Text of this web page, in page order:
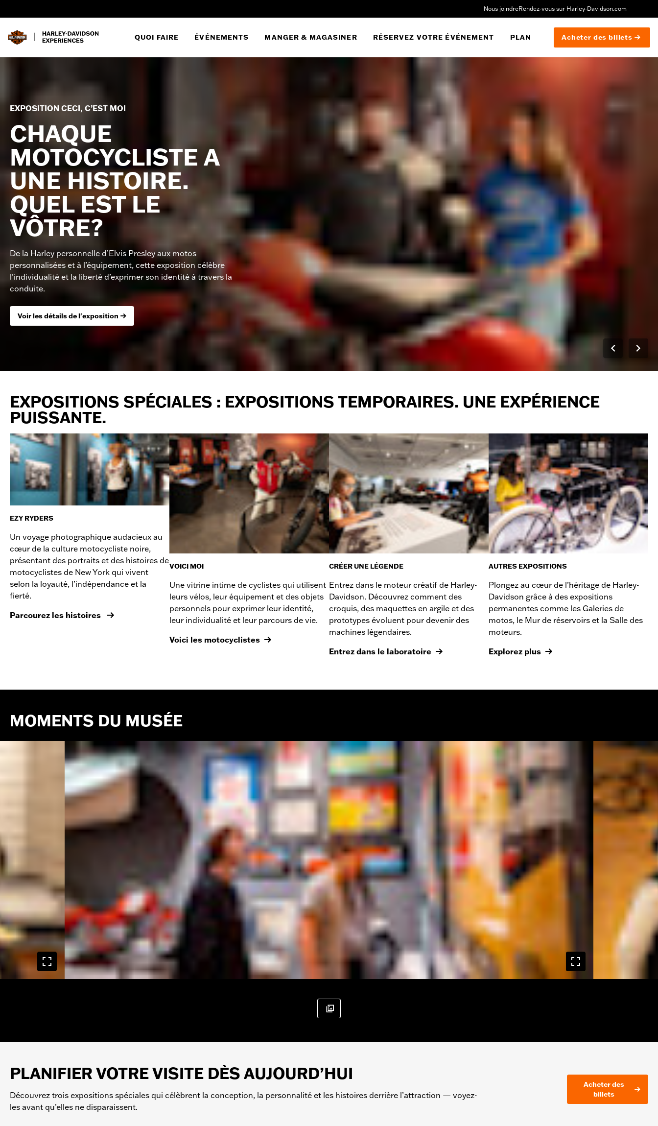
Nous joindreRendez-vous sur Harley-Davidson.com
QUOI FAIRE ÉVÉNEMENTS MANGER & MAGASINER RÉSERVEZ VOTRE ÉVÉNEMENT PLAN Acheter des billets
EXPOSITION CECI, C’EST MOI
CHAQUE
MOTOCYCLISTE A
UNE HISTOIRE.
QUEL EST LE
VÔTRE?
De la Harley personnelle d’Elvis Presley aux motos
personnalisées et à l’équipement, cette exposition célèbre
l’individualité et la liberté d’exprimer son identité à travers la
conduite.
Voir les détails de l'exposition
EXPOSITIONS SPÉCIALES : EXPOSITIONS TEMPORAIRES. UNE EXPÉRIENCE
PUISSANTE.
EZY RYDERS
Un voyage photographique audacieux au
cœur de la culture motocycliste noire,
présentant des portraits et des histoires de
motocyclistes de New York qui vivent
selon la loyauté, l’indépendance et la
fierté.
Parcourez les histoires
VOICI MOI
Une vitrine intime de cyclistes qui utilisent
leurs vélos, leur équipement et des objets
personnels pour exprimer leur identité,
leur individualité et leur parcours de vie.
Voici les motocyclistes
CRÉER UNE LÉGENDE
Entrez dans le moteur créatif de Harley-
Davidson. Découvrez comment des
croquis, des maquettes en argile et des
prototypes évoluent pour devenir des
machines légendaires.
Entrez dans le laboratoire
AUTRES EXPOSITIONS
Plongez au cœur de l’héritage de Harley-
Davidson grâce à des expositions
permanentes comme les Galeries de
motos, le Mur de réservoirs et la Salle des
moteurs.
Explorez plus
MOMENTS DU MUSÉE
PLANIFIER VOTRE VISITE DÈS AUJOURD’HUI
Découvrez trois expositions spéciales qui célèbrent la conception, la personnalité et les histoires derrière l’attraction — voyez-
les avant qu’elles ne disparaissent.
Acheter des
billets